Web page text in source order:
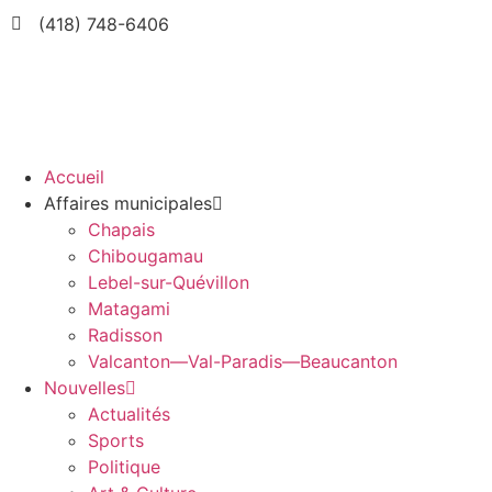
(418) 748-6406
Accueil
Affaires municipales
Chapais
Chibougamau
Lebel-sur-Quévillon
Matagami
Radisson
Valcanton—Val-Paradis—Beaucanton
Nouvelles
Actualités
Sports
Politique